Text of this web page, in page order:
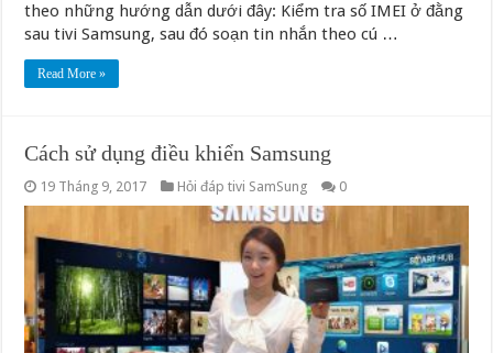
theo những hướng dẫn dưới đây: Kiểm tra số IMEI ở đằng
sau tivi Samsung, sau đó soạn tin nhắn theo cú …
Read More »
Cách sử dụng điều khiển Samsung
19 Tháng 9, 2017 Hỏi đáp tivi SamSung 0